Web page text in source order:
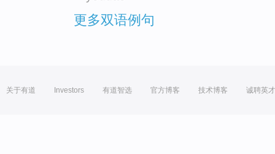
更多双语例句
关于有道 Investors 有道智选 官方博客 技术博客 诚聘英才